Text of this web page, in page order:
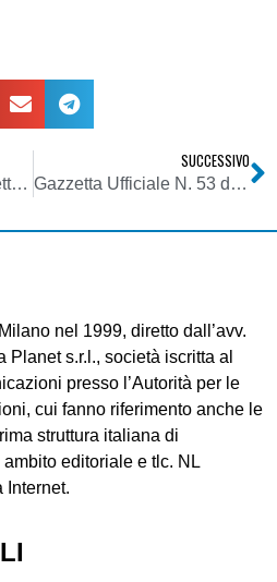
NEWSLINET.IT: Newsletter n. 395 del 07/03/2007
SUCCESSIVO
Gazzetta Ufficiale N. 53 del 5 Marzo 2007 – Agcom – Deliberazione 22 febbraio 2007
nel 1999, diretto dall’avv.
Planet s.r.l., società iscritta al
presso l’Autorità per le
cui fanno riferimento anche le
struttura italiana di
editoriale e tlc. NL
Internet.